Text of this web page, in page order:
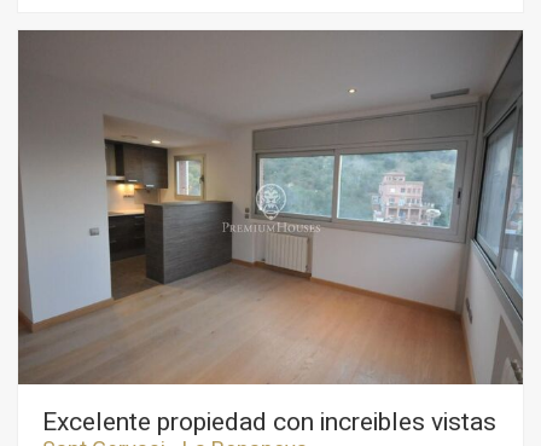
baños completos, una moderna cocina americana y un
luminoso salón-comedor con salida a una magnífica terraza
de 30 m², perfecta para aprovechar los días soleados y
disfrutar del aire libre. Cuenta con excelentes calidades: suelo
de madera, aire acondicionado sectorizado, calefacción por
radiadores de agua, ventanas de aluminio con puente térmico,
persianas eléctricas orientables y una finca con pocos
vecinos, que garantiza privacidad y confort. Además, dispone
de opción de plaza de aparcamiento y trastero. La zona está
muy bien comunicada, con una parada de autobús a solo 30
metros que enlaza con la línea de metro, y un fácil acceso a
las principales vías de entrada y salida de la ciudad. Un piso
con encanto, rodeado de verde, con todas las comodidades y
una ubicación que enamora.
Excelente propiedad con increibles vistas